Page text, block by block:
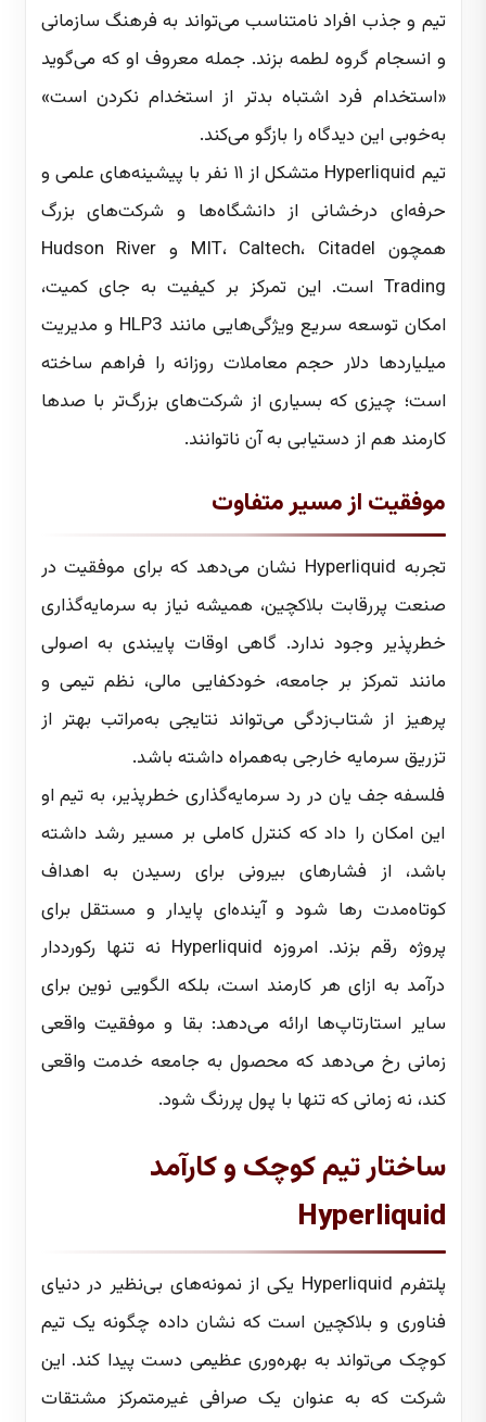
تیم و جذب افراد نامتناسب می‌تواند به فرهنگ سازمانی
و انسجام گروه لطمه بزند. جمله معروف او که می‌گوید
«استخدام فرد اشتباه بدتر از استخدام نکردن است»
به‌خوبی این دیدگاه را بازگو می‌کند.
تیم Hyperliquid متشکل از ۱۱ نفر با پیشینه‌های علمی و
حرفه‌ای درخشانی از دانشگاه‌ها و شرکت‌های بزرگ
همچون MIT، Caltech، Citadel و Hudson River
Trading است. این تمرکز بر کیفیت به جای کمیت،
امکان توسعه سریع ویژگی‌هایی مانند HLP3 و مدیریت
میلیاردها دلار حجم معاملات روزانه را فراهم ساخته
است؛ چیزی که بسیاری از شرکت‌های بزرگ‌تر با صدها
کارمند هم از دستیابی به آن ناتوانند.
موفقیت از مسیر متفاوت
تجربه Hyperliquid نشان می‌دهد که برای موفقیت در
صنعت پررقابت بلاکچین، همیشه نیاز به سرمایه‌گذاری
خطرپذیر وجود ندارد. گاهی اوقات پایبندی به اصولی
مانند تمرکز بر جامعه، خودکفایی مالی، نظم تیمی و
پرهیز از شتاب‌زدگی می‌تواند نتایجی به‌مراتب بهتر از
تزریق سرمایه خارجی به‌همراه داشته باشد.
فلسفه جف یان در رد سرمایه‌گذاری خطرپذیر، به تیم او
این امکان را داد که کنترل کاملی بر مسیر رشد داشته
باشد، از فشارهای بیرونی برای رسیدن به اهداف
کوتاه‌مدت رها شود و آینده‌ای پایدار و مستقل برای
پروژه رقم بزند. امروزه Hyperliquid نه تنها رکورددار
درآمد به ازای هر کارمند است، بلکه الگویی نوین برای
سایر استارتاپ‌ها ارائه می‌دهد: بقا و موفقیت واقعی
زمانی رخ می‌دهد که محصول به جامعه خدمت واقعی
کند، نه زمانی که تنها با پول پررنگ شود.
ساختار تیم کوچک و کارآمد
Hyperliquid
پلتفرم Hyperliquid یکی از نمونه‌های بی‌نظیر در دنیای
فناوری و بلاکچین است که نشان داده چگونه یک تیم
کوچک می‌تواند به بهره‌وری عظیمی دست پیدا کند. این
شرکت که به عنوان یک صرافی غیرمتمرکز مشتقات